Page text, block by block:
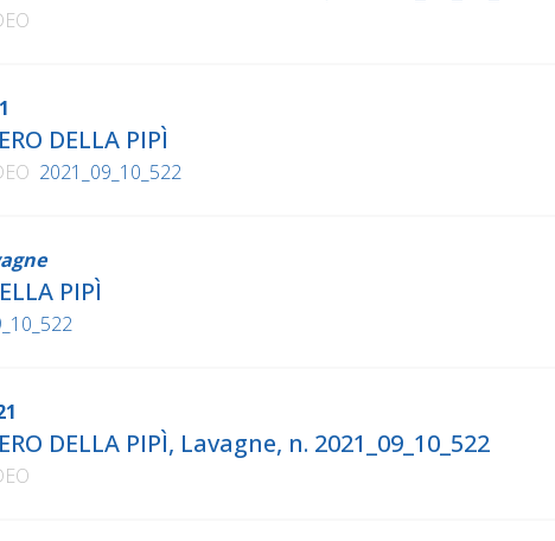
DELLA PIPÌ
2021_09_10_522
PIPÌ
DELLA PIPÌ, Lavagne, n. 2021_09_10_522